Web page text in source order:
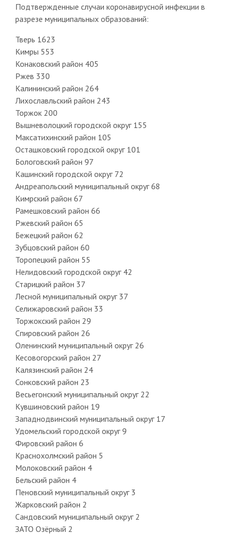
Подтвержденные случаи коронавирусной инфекции в
разрезе муниципальных образований:
Тверь 1623
Кимры 553
Конаковский район 405
Ржев 330
Калининский район 264
Лихославльский район 243
Торжок 200
Вышневолоцкий городской округ 155
Максатихинский район 105
Осташковский городской округ 101
Бологовский район 97
Кашинский городской округ 72
Андреапольский муниципальный округ 68
Кимрский район 67
Рамешковский район 66
Ржевский район 65
Бежецкий район 62
Зубцовский район 60
Торопецкий район 55
Нелидовский городской округ 42
Старицкий район 37
Лесной муниципальный округ 37
Селижаровский район 33
Торжокский район 29
Спировский район 26
Оленинский муниципальный округ 26
Кесовогорский район 27
Калязинский район 24
Сонковский район 23
Весьегонский муниципальный округ 22
Кувшиновский район 19
Западнодвинский муниципальный округ 17
Удомельский городской округ 9
Фировский район 6
Краснохолмский район 5
Молоковский район 4
Бельский район 4
Пеновский муниципальный округ 3
Жарковский район 2
Сандовский муниципальный округ 2
ЗАТО Озёрный 2